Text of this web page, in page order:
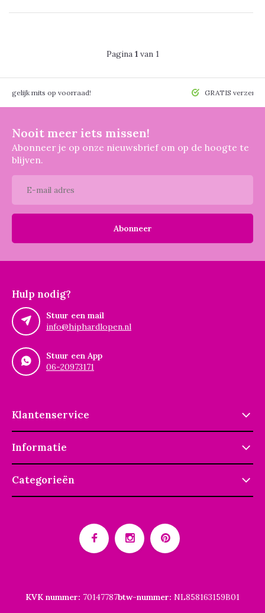
Pagina 1van 1
mits op voorraad! GRATIS
Nooit meer iets missen!
Abonneer je op onze nieuwsbrief om op de hoogte te
blijven.
Abonneer
Hulp nodig?
Stuur een mail
info@hiphardlopen.nl
Stuur een App
06-20973171
Klantenservice
Informatie
Categorieën
KVK nummer: 70147787btw-nummer: NL858163159B01